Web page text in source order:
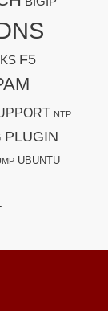
F5
NTP
PLUGIN
UBUNTU